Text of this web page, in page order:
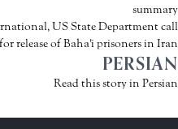
summary
US State Department call
for release of Baha'i prisoners in Iran
PERSIAN
Read this story in Persian